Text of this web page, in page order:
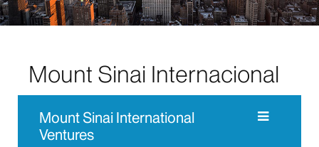
Mount Sinai Internacional
Mount Sinai International
Ventures